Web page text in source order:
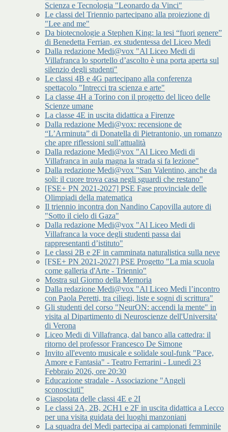
Scienza e Tecnologia "Leonardo da Vinci"
Le classi del Triennio partecipano alla proiezione di
"Lee and me"
Da biotecnologie a Stephen King: la tesi “fuori genere”
di Benedetta Ferrian, ex studentessa del Liceo Medi
Dalla redazione Medi@vox "Al Liceo Medi di
Villafranca lo sportello d’ascolto è una porta aperta sul
silenzio degli studenti"
Le classi 4B e 4G partecipano alla conferenza
spettacolo "Intrecci tra scienza e arte"
La classe 4H a Torino con il progetto del liceo delle
Scienze umane
La classe 4E in uscita didattica a Firenze
Dalla redazione Medi@vox: recensione de
“L’Arminuta” di Donatella di Pietrantonio, un romanzo
che apre riflessioni sull’attualità
Dalla redazione Medi@vox "Al Liceo Medi di
Villafranca in aula magna la strada si fa lezione"
Dalla redazione Medi@vox "San Valentino, anche da
soli: il cuore trova casa negli sguardi che restano"
[FSE+ PN 2021-2027] PSE Fase provinciale delle
Olimpiadi della matematica
Il triennio incontra don Nandino Capovilla autore di
"Sotto il cielo di Gaza"
Dalla redazione Medi@vox "Al Liceo Medi di
Villafranca la voce degli studenti passa dai
rappresentanti d’istituto"
Le classi 2B e 2F in camminata naturalistica sulla neve
[FSE+ PN 2021-2027] PSE Progetto "La mia scuola
come galleria d'Arte - Triennio"
Mostra sul Giorno della Memoria
Dalla redazione Medi@vox "Al Liceo Medi l’incontro
con Paola Peretti, tra ciliegi, liste e sogni di scrittura"
Gli studenti del corso "NeurON: accendi la mente" in
visita al Dipartimento di Neuroscienze dell'Universita'
di Verona
Liceo Medi di Villafranca, dal banco alla cattedra: il
ritorno del professor Francesco De Simone
Invito all'evento musicale e solidale soul-funk "Pace,
Amore e Fantasia" - Teatro Ferrarini - Lunedì 23
Febbraio 2026, ore 20:30
Educazione stradale - Associazione "Angeli
sconosciuti"
Ciaspolata delle classi 4E e 2I
Le classi 2A, 2B, 2CH1 e 2F in uscita didattica a Lecco
per una visita guidata dei luoghi manzoniani
La squadra del Medi partecipa ai campionati femminile